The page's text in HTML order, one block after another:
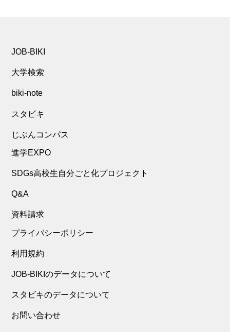
JOB-BIKI
大学検索
biki-note
スタビキ
じぶんコンパス
進学EXPO
SDGs高校生自分ごと化プロジェクト
Q&A
資料請求
プライバシーポリシー
利用規約
JOB-BIKIのデータについて
スタビキのデータについて
お問い合わせ